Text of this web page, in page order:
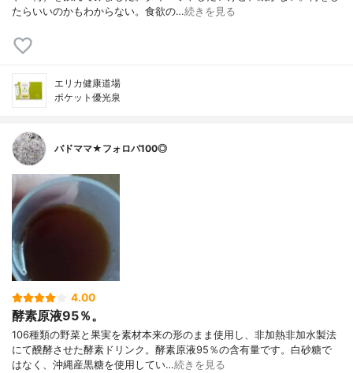
たらいいのかもわからない。食欲の…続きを見る
エリカ健康道場
ポケット優光泉
バドママ★フォロバ100◎
4.00
酵素原液95％。
106種類の野菜と果実を素材本来の形のまま使用し、非加熱非加水製法
にて醗酵させた酵素ドリンク。酵素原液95％の含有量です。白砂糖で
はなく、沖縄産黒糖を使用してい…続きを見る